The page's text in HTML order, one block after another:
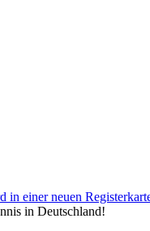
in einer neuen
in Deutschland!